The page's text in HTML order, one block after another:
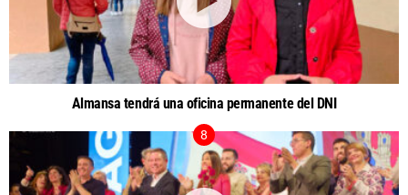
Almansa tendrá una oficina permanente del DNI